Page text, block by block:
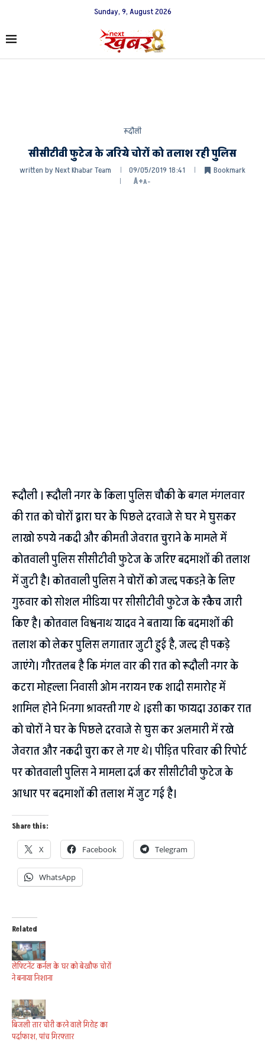
Sunday, 9, August 2026
रूदौली
सीसीटीवी फुटेज के जरिये चोरों को तलाश रही पुलिस
written byNext Khabar Team 09/05/2019 18:41
Bookmark
A+A-
रूदौली । रूदौली नगर के किला पुलिस चौकी के बगल मंगलवार
की रात को चोरों द्वारा घर के पिछले दरवाजे से घर मे घुसकर
लाखो रुपये नकदी और कीमती जेवरात चुराने के मामले में
कोतवाली पुलिस सीसीटीवी फुटेज के जरिए बदमाशों की तलाश
में जुटी है। कोतवाली पुलिस ने चोरों को जल्द पकडऩे के लिए
गुरुवार को सोशल मीडिया पर सीसीटीवी फुटेज के स्कैच जारी
किए है। कोतवाल विश्वनाथ यादव ने बताया कि बदमाशों की
तलाश को लेकर पुलिस लगातार जुटी हुई है, जल्द ही पकड़े
जाएंगे। गौरतलब है कि मंगल वार की रात को रूदौली नगर के
कटरा मोहल्ला निवासी ओम नरायन एक शादी समारोह में
शामिल होने भिनगा श्रावस्ती गए थे ।इसी का फायदा उठाकर रात
को चोरों ने घर के पिछले दरवाजे से घुस कर अलमारी में रखे
जेवरात और नकदी चुरा कर ले गए थे। पीड़ित परिवार की रिपोर्ट
पर कोतवाली पुलिस ने मामला दर्ज कर सीसीटीवी फुटेज के
आधार पर बदमाशों की तलाश में जुट गई है।
Share this:
X Facebook Telegram
WhatsApp
Related
लेफ्टिनेंट कर्नल के घर को बेखौफ चोरों
ने बनाया निशाना
बिजली तार चोरी करने वाले गिरोह का
पर्दाफाश, पांच गिरफ्तार